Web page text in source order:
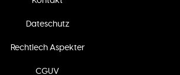
Dateschutz
Rechtlech Aspekter
CGUV